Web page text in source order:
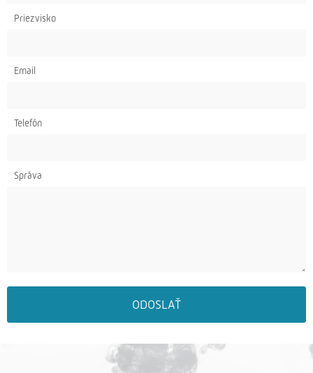
Priezvisko
Email
Telefón
Správa
ODOSLAŤ